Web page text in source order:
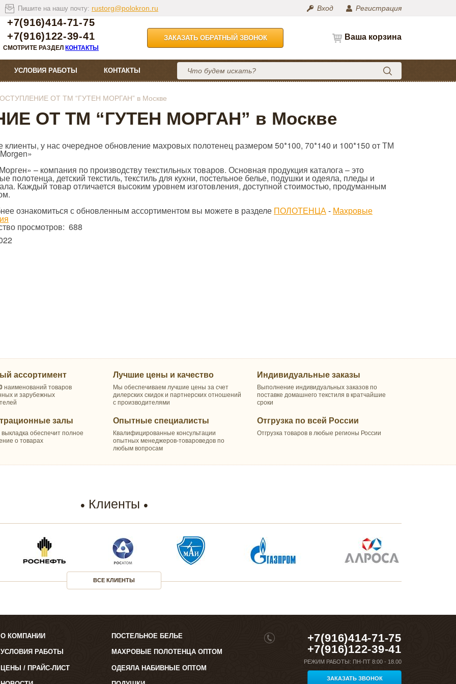
Пишите на нашу почту: rustorg@polokron.ru Вход Регистрация
+7(916)414-71-75
+7(916)122-39-41
СМОТРИТЕ РАЗДЕЛКОНТАКТЫ
ЗАКАЗАТЬ ОБРАТНЫЙ ЗВОНОК Ваша корзина
УСЛОВИЯ РАБОТЫ КОНТАКТЫ
ОТ ТМ “ГУТЕН МОРГАН” в Москве
ОТ ТМ “ГУТЕН МОРГАН” в Москве
клиенты, у нас очередное обновление махровых полотенец размером 50*100, 70*140 и 100*150 от ТМ
– компания по производству текстильных товаров. Основная продукция каталога – это
полотенца, детский текстиль, текстиль для кухни, постельное белье, подушки и одеяла, пледы и
Каждый товар отличается высоким уровнем изготовления, доступной стоимостью, продуманным
ознакомиться с обновленным ассортиментом вы можете в разделе ПОЛОТЕНЦА- Махровые
просмотров: 688
ассортимент
наименований товаров
и зарубежных
залы
обеспечит полное
о товарах
Лучшие цены и качество
Мы обеспечиваем лучшие цены за счет
дилерских скидок и партнерских отношений
с производителями
Опытные специалисты
Квалифицированные консультации
опытных менеджеров-товароведов по
любым вопросам
Индивидуальные заказы
Выполнение индивидуальных заказов по
поставке домашнего текстиля в кратчайшие
сроки
Отгрузка по всей России
Отгрузка товаров в любые регионы России
Клиенты
ВСЕ КЛИЕНТЫ
О КОМПАНИИ
УСЛОВИЯ РАБОТЫ
ЦЕНЫ / ПРАЙС-ЛИСТ
ПОСТЕЛЬНОЕ БЕЛЬЕ
МАХРОВЫЕ ПОЛОТЕНЦА ОПТОМ
ОДЕЯЛА НАБИВНЫЕ ОПТОМ
+7(916)414-71-75
+7(916)122-39-41
РЕЖИМ РАБОТЫ: ПН-ПТ 8:00 - 18.00
ЗАКАЗАТЬ ЗВОНОК